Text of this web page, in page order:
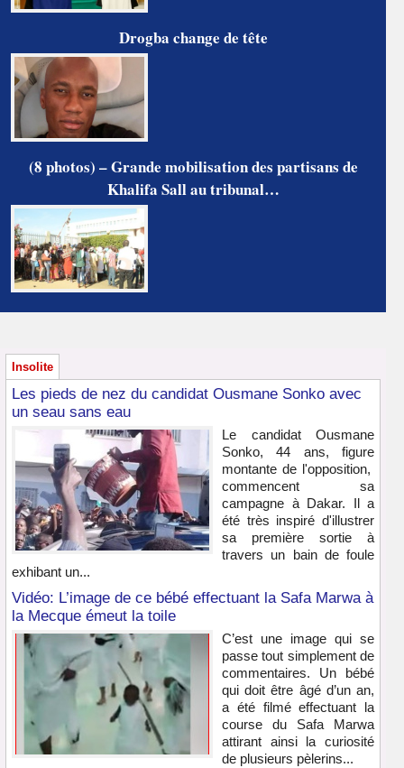
Drogba change de tête
(8 photos) – Grande mobilisation des partisans de
Khalifa Sall au tribunal…
Insolite
Les pieds de nez du candidat Ousmane Sonko avec
un seau sans eau
Le candidat Ousmane
Sonko, 44 ans, figure
montante de l'opposition,
commencent sa
campagne à Dakar. Il a
été très inspiré d'illustrer
sa première sortie à
travers un bain de foule
exhibant un...
Vidéo: L’image de ce bébé effectuant la Safa Marwa à
la Mecque émeut la toile
C’est une image qui se
passe tout simplement de
commentaires. Un bébé
qui doit être âgé d’un an,
a été filmé effectuant la
course du Safa Marwa
attirant ainsi la curiosité
de plusieurs pèlerins...